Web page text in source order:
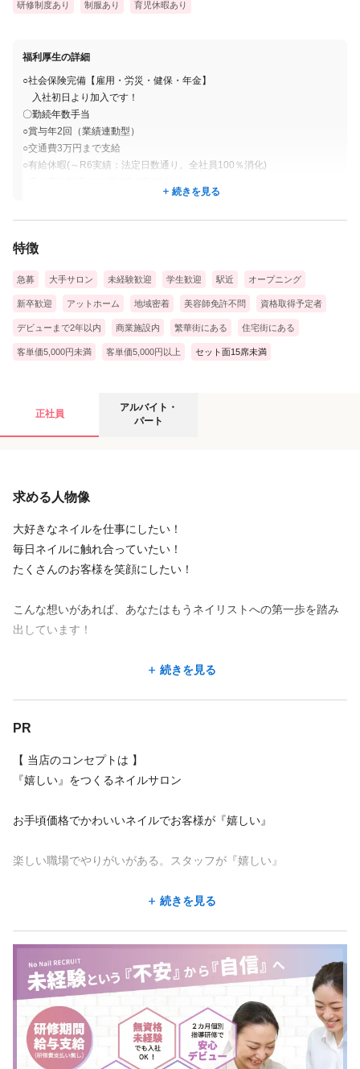
ル施術へとステップアップしていきましょう♪
🔷主任（1年）🔷
リーダーシップを取ることが好き、苦手は人それぞれですので、
当サロンでは本人の希望で昇格をするかどうかを選ぶことができ
ます。
昇格希望の場合、最短1年が目安です！
評価制度がきちんとありますので、目標を決めて進めていくこと
ができます！
ミーティングに参加するなど幅広い仕事に対応していきます。
SNSを活用した広報プレス業務といったお仕事もあります！
🔷マネージャー（3年）🔷
経営者とのミーティングもあり、経営のノウハウも近くで学べる
ため、ゆくゆくは独立して自身でサロンを開きたい！
研修制度あり 制服あり 育児休暇あり
福利厚生の詳細
○社会保険完備【雇用・労災・健保・年金】
入社初日より加入です！
〇勤続年数手当
○賞与年2回（業績連動型）
○交通費3万円まで支給
○有給休暇(～R6実績：法定日数通り。全社員100％消化)
○健康診断(年1回※全額会社負担)
〇髪型、髪色自由♪
〇タトゥーOK（施術時に見える箇所はシール等で隠して頂きます）
続きを見る
特徴
急募 大手サロン 未経験歓迎 学生歓迎 駅近 オープニング
新卒歓迎 アットホーム 地域密着 美容師免許不問 資格取得予定者
デビューまで2年以内 商業施設内 繁華街にある 住宅街にある
客単価5,000円未満 客単価5,000円以上 セット面15席未満
アルバイト・パートの募集要項
時給1,226円〜1,300円
※週5日・１日８時間働ける方であれば未経験・無資格でもOK!
◆充実の研修システムで2ヶ月学んで3ヶ月目から店舗配属♪
(研修中も給与有り)
*1ヶ月目〜:実践研修
*2ヶ月目はスチューデントサロンで稼働
東京都 江東区 有明有明2-1-203 有明ガーデンシティー
有明駅 徒歩 7分
地図を見る
地図アプリで見る
この求人の別店舗
NO NAIL ◇銀座店 銀座駅 徒歩4分
NO NAIL ◇川崎店 川崎駅 徒歩7分
NO NAIL ◇池袋店 池袋駅 徒歩7分
正社員
アルバイト・
パート
求める人物像
大好きなネイルを仕事にしたい！
毎日ネイルに触れ合っていたい！
たくさんのお客様を笑顔にしたい！
こんな想いがあれば、あなたはもうネイリストへの第一歩を踏み
出しています！
資格や経験よりも「ネイリストになりたい！」という強い気持ち
あなたをプロのネイリストへと導く研修制度は整っています！
あなたのエントリーをお待ちしています！
続きを見る
PR
【 当店のコンセプトは 】
『嬉しい』をつくるネイルサロン
お手頃価格でかわいいネイルでお客様が『嬉しい』
楽しい職場でやりがいがある。スタッフが『嬉しい』
より多くのお客様にネイルをもっともっと、
ですので、もっとたくさんのネイリストさんが必要です。
でも、現実は「無資格、未経験者は、なかなか働き先がみつから
ない」のが現状です。
NO NAIL では、一人でも多くのネイリストさんが育ってほしいと
いう
続きを見る